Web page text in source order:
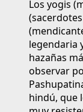
Los yogis
legendaria
hazañas
observar
hindú, que